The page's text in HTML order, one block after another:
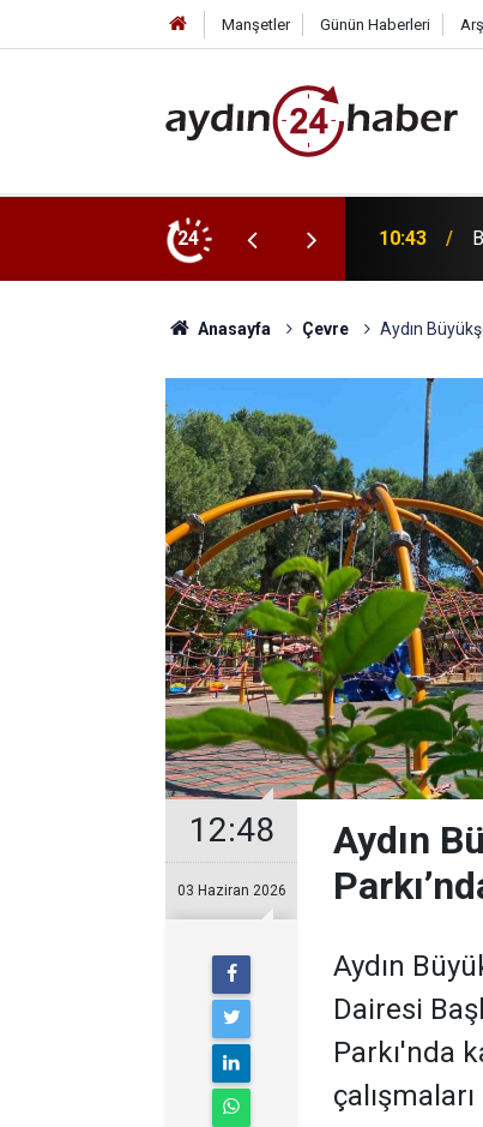
Manşetler Günün Haberleri
24
noktasında gece gündüz sahadayız" 10:40
Anasayfa Çevre Aydın
12:48
03 Haziran 2026
Aydın
Aydın
Dairesi
Parkı'nda